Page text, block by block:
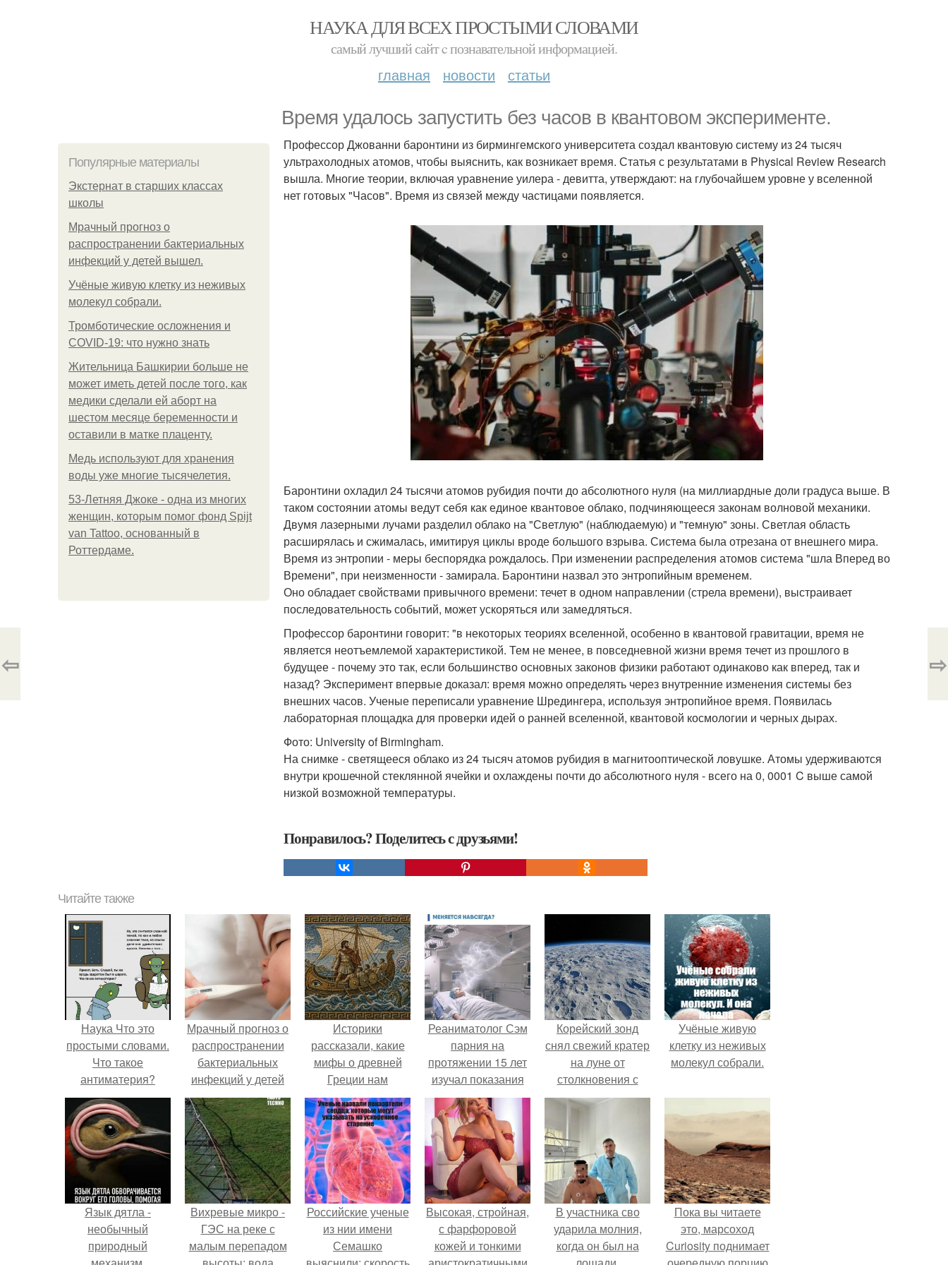
НАУКА ДЛЯ ВСЕХ ПРОСТЫМИ СЛОВАМИ
самый лучший сайт c познавательной информацией.
главная новости статьи
Время удалось запустить без часов в квантовом эксперименте.
Популярные материалы
Экстернат в старших классах
школы
Мрачный прогноз о
распространении бактериальных
инфекций у детей вышел.
Учёные живую клетку из неживых
молекул собрали.
Тромботические осложнения и
COVID-19: что нужно знать
Жительница Башкирии больше не
может иметь детей после того, как
медики сделали ей аборт на
шестом месяце беременности и
оставили в матке плаценту.
Медь используют для хранения
воды уже многие тысячелетия.
53-Летняя Джоке - одна из многих
женщин, которым помог фонд Spijt
van Tattoo, основанный в
Роттердаме.
Профессор Джованни баронтини из бирмингемского университета создал квантовую систему из 24 тысяч
ультрахолодных атомов, чтобы выяснить, как возникает время. Статья с результатами в Physical Review Research
вышла. Многие теории, включая уравнение уилера - девитта, утверждают: на глубочайшем уровне у вселенной
нет готовых "Часов". Время из связей между частицами появляется.
Баронтини охладил 24 тысячи атомов рубидия почти до абсолютного нуля (на миллиардные доли градуса выше. В
таком состоянии атомы ведут себя как единое квантовое облако, подчиняющееся законам волновой механики.
Двумя лазерными лучами разделил облако на "Светлую" (наблюдаемую) и "темную" зоны. Светлая область
расширялась и сжималась, имитируя циклы вроде большого взрыва. Система была отрезана от внешнего мира.
Время из энтропии - меры беспорядка рождалось. При изменении распределения атомов система "шла Вперед во
Времени", при неизменности - замирала. Баронтини назвал это энтропийным временем.
Оно обладает свойствами привычного времени: течет в одном направлении (стрела времени), выстраивает
последовательность событий, может ускоряться или замедляться.
Профессор баронтини говорит: "в некоторых теориях вселенной, особенно в квантовой гравитации, время не
является неотъемлемой характеристикой. Тем не менее, в повседневной жизни время течет из прошлого в
будущее - почему это так, если большинство основных законов физики работают одинаково как вперед, так и
назад? Эксперимент впервые доказал: время можно определять через внутренние изменения системы без
внешних часов. Ученые переписали уравнение Шредингера, используя энтропийное время. Появилась
лабораторная площадка для проверки идей о ранней вселенной, квантовой космологии и черных дырах.
Фото: University of Birmingham.
На снимке - светящееся облако из 24 тысяч атомов рубидия в магнитооптической ловушке. Атомы удерживаются
внутри крошечной стеклянной ячейки и охлаждены почти до абсолютного нуля - всего на 0, 0001 C выше самой
низкой возможной температуры.
Понравилось? Поделитесь с друзьями!
⇦ ⇨
Читайте также
Наука Что это
простыми словами.
Что такое
антиматерия?
Мрачный прогноз о
распространении
бактериальных
инфекций у детей
вышел.
Историки
рассказали, какие
мифы о древней
Греции нам
навязало кино.
Реаниматолог Сэм
парния на
протяжении 15 лет
изучал показания
более 2000
человек,
вернувшихся из
состояния
клинической
смерти.
Корейский зонд
снял свежий кратер
на луне от
столкновения с
обломком Falcon 9.
Учёные живую
клетку из неживых
молекул собрали.
Язык дятла -
необычный
природный
Вихревые микро -
ГЭС на реке с
малым перепадом
Российские ученые
из нии имени
Семашко
Высокая, стройная,
с фарфоровой
кожей и тонкими
В участника сво
ударила молния,
когда он был на
Пока вы читаете
это, марсоход
Curiosity поднимает